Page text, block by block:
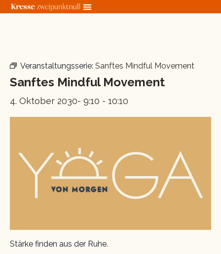
Zum
Veranstaltungsserie: Sanftes Mindful Movement
Sanftes Mindful Movement
4. Oktober 2030- 9:10 - 10:10
Stärke finden aus der Ruhe.